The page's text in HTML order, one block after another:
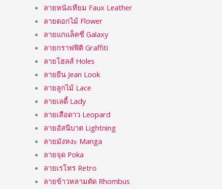
ลายหนังเทียม Faux Leather
ลายดอกไม้ Flower
ลายแกแล็คซี่ Galaxy
ลายกราฟฟิติ Graffiti
ลายโฮลส์ Holes
ลายยีน Jean Look
ลายลูกไม้ Lace
ลายเลดี้ Lady
ลายเสือดาว Leopard
ลายอัสนีบาต Lightning
ลายมังหงะ Manga
ลายจุด Poka
ลายเรโทร Retro
ลายข้าวหลามตัด Rhombus